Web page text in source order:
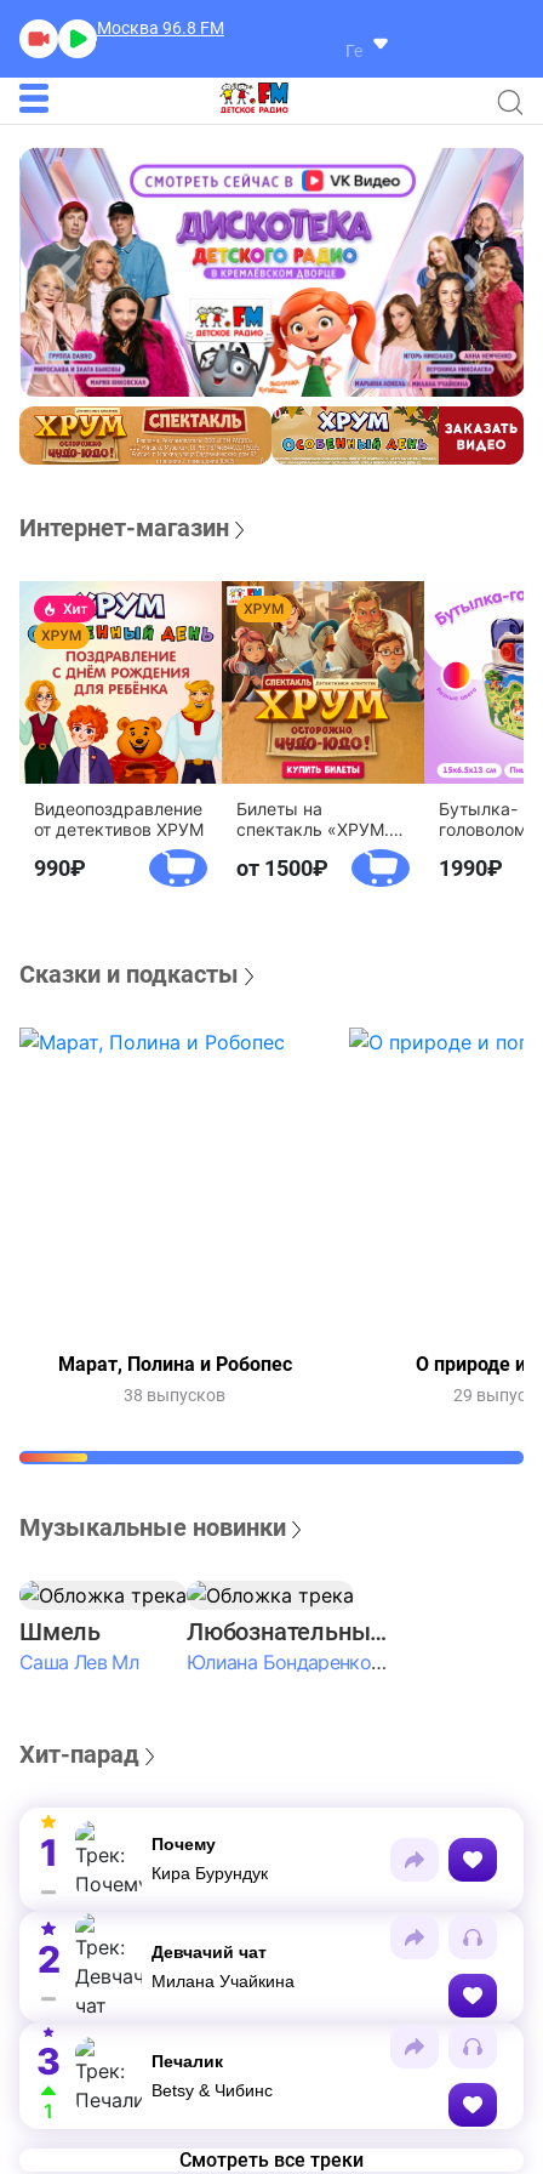
Москва 96.8 FM
Герра Александр
Интернет-магазин
Видеопоздравление
от детективов ХРУМ
990
Билеты на
спектакль «ХРУМ.
Осторожно, Чудо-
Юдо!»
от 1500
Бутылка-
агентство
1990
Сказки и подкасты
Марат, Полина и Робопес
38 выпусков
О природе и
29
Музыкальные новинки
Шмель
Саша Лев Мл
Любознательные Дети
Юлиана Бондаренко & Амелия Колпакова & Егор Егоров & Валерия Шевченко & Ксюша Косичкина
Хит-парад
1
Почему
Кира Бурундук
2
Девчачий чат
Милана Учайкина
3
1
Печалик
Betsy & Чибинс
Смотреть все треки